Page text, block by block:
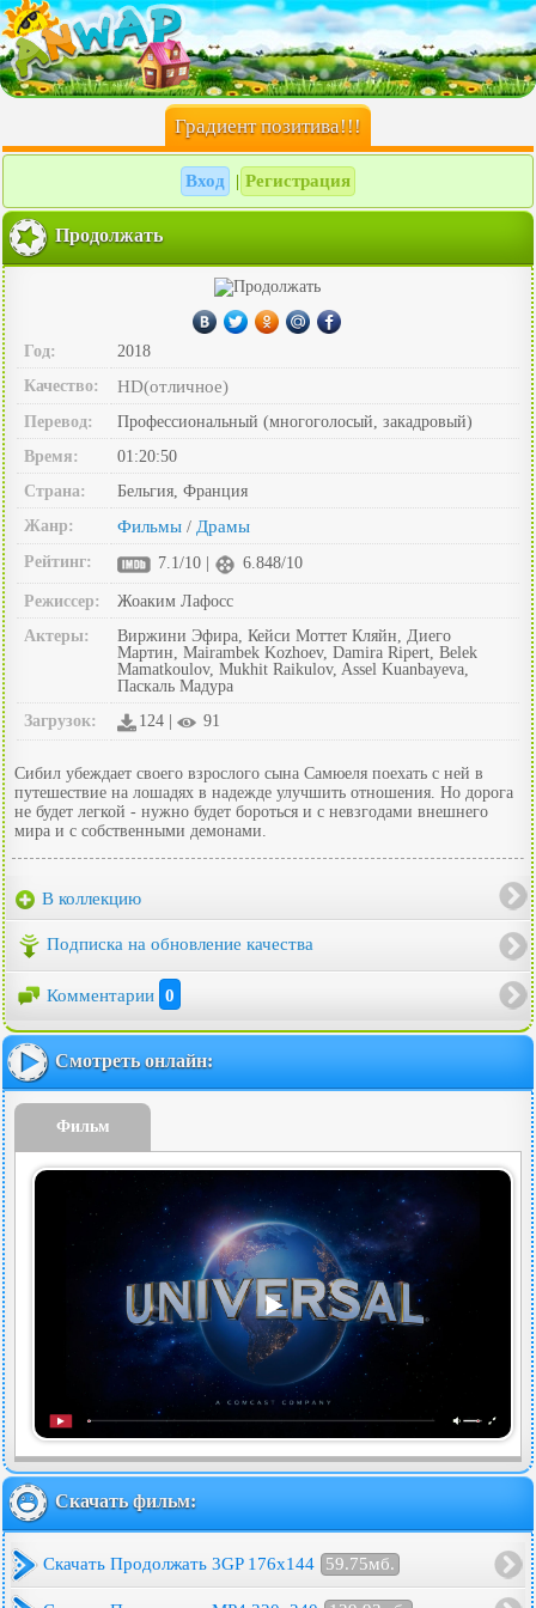
Градиент позитива!!!
Вход Регистрация
Продолжать
Год:
2018
Качество:
HD(отличное)
Перевод:
Профессиональный (многоголосый, закадровый)
Время:
01:20:50
Страна:
Бельгия, Франция
Жанр:
Фильмы / Драмы
Рейтинг: 7.1/10 | 6.848/10
Режиссер:
Жоаким Лафосс
Актеры:
Виржини Эфира, Кейси Моттет Кляйн, Диего
Мартин, Mairambek Kozhoev, Damira Ripert, Belek
Mamatkoulov, Mukhit Raikulov, Assel Kuanbayeva,
Паскаль Мадура
Загрузок:
124 | 91
Сибил убеждает своего взрослого сына Самюеля поехать с ней в
путешествие на лошадях в надежде улучшить отношения. Но дорога
не будет легкой - нужно будет бороться и с невзгодами внешнего
мира и с собственными демонами.
В коллекцию
Подписка на обновление качества
Комментарии 0
Смотреть онлайн:
Фильм
Скачать фильм:
Скачать Продолжать 3GP 176x144 59.75мб.